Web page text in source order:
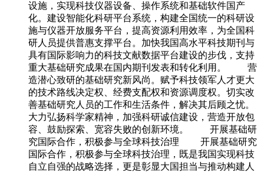
设施，实现科技仪器设备、操作系统和基础软件国产
化。建设智能化科研平台系统，构建全国统一的科研设
施与仪器开放服务平台，提高资源利用效率，为全国科
研人员提供普惠支撑平台。加快我国高水平科技期刊与
具有国际影响力的科技文献数据平台建设的步伐，支持
重大基础研究成果在国内期刊发表和转化利用。 营
造潜心致研的基础研究新风尚。赋予科技领军人才更大
的技术路线决定权、经费支配权和资源调度权。切实改
善基础研究人员的工作和生活条件，解决其后顾之忧。
大力弘扬科学家精神，加强科研诚信建设，营造开放包
容、鼓励探索、宽容失败的创新环境。 开展基础研
究国际合作，积极参与全球科技治理 开展基础研究
国际合作，积极参与全球科技治理，既是我国实现科技
自立自强的战略选择，更是彰显大国担当与推动构建人